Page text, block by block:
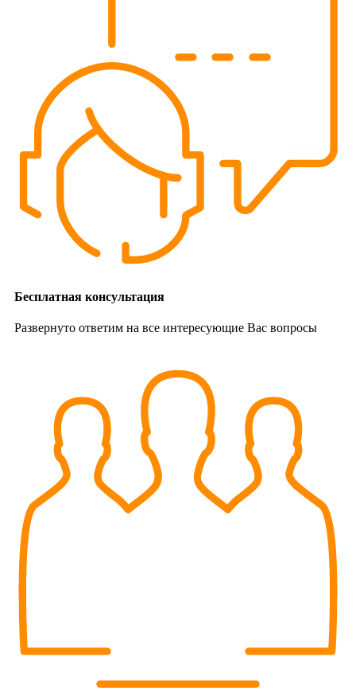
Бесплатная консультация
Развернуто ответим на все интересующие Вас вопросы